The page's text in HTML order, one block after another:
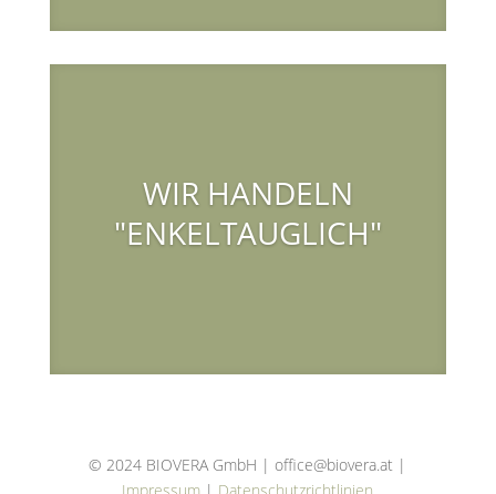
WIR HANDELN
"ENKELTAUGLICH"
© 2024 BIOVERA GmbH | office@biovera.at |